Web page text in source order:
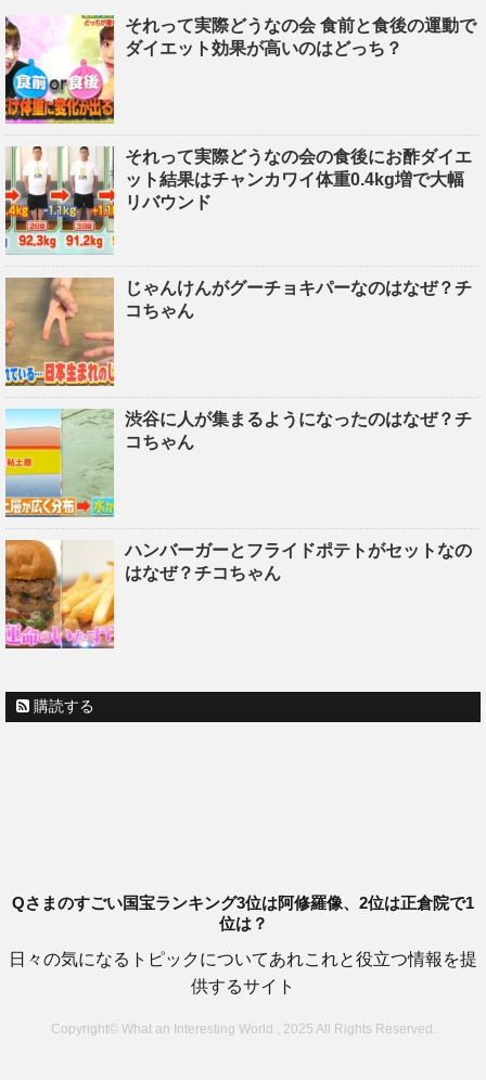
それって実際どうなの会 食前と食後の運動で
ダイエット効果が高いのはどっち？
それって実際どうなの会の食後にお酢ダイエ
ット結果はチャンカワイ体重0.4kg増で大幅
リバウンド
じゃんけんがグーチョキパーなのはなぜ？チ
コちゃん
渋谷に人が集まるようになったのはなぜ？チ
コちゃん
ハンバーガーとフライドポテトがセットなの
はなぜ？チコちゃん
購読する
Qさまのすごい国宝ランキング3位は阿修羅像、2位は正倉院で1
位は？
日々の気になるトピックについてあれこれと役立つ情報を提
供するサイト
Copyright© What an Interesting World , 2025 All Rights Reserved.